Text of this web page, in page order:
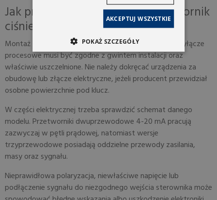
Jak prawidłowo podłączyć przetwornik
ciśnienia?
Montaż obejmuje część hydrauliczną i elektryczną. Przyłącze
procesowe musi być zgodne z gwintem instalacji oraz
właściwie uszczelnione. Nie należy dokręcać urządzenia za
obudowę lub złącze elektryczne, jeżeli producent przewidział
osobne powierzchnie pod klucz.
W części elektrycznej trzeba sprawdzić schemat danego
modelu. Przetworniki dwuprzewodowe 4-20 mA pracują
zazwyczaj w pętli prądowej, natomiast wersje
trzyprzewodowe posiadają oddzielne przewody zasilania,
masy oraz sygnału.
Nieprawidłowa polaryzacja, niewłaściwe napięcie lub
podłączenie sygnału do niezgodnego wejścia sterownika może
AKCEPTUJ WSZYSTKIE
POKAŻ SZCZEGÓŁY